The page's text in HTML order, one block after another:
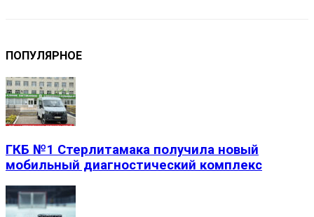
ПОПУЛЯРНОЕ
ГКБ №1 Стерлитамака получила новый
мобильный диагностический комплекс